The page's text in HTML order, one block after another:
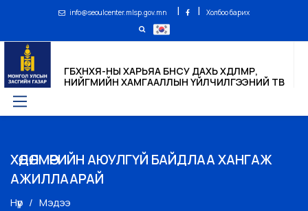
info@seoulcenter.mlsp.gov.mn | | Холбоо барих
ГБХНХЯ-НЫ ХАРЬЯА БНСУ ДАХЬ ХӨДӨЛМӨР,
НИЙГМИЙН ХАМГААЛЛЫН ҮЙЛЧИЛГЭЭНИЙ ТӨВ
ХӨДӨЛМӨРИЙН АЮУЛГҮЙ БАЙДЛАА ХАНГАЖ
АЖИЛЛААРАЙ
Нүүр Мэдээ